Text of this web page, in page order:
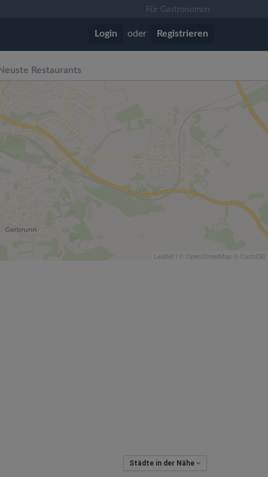
Für Gastronomen
Login oder Registrieren
Neuste Restaurants
Leaflet | © OpenStreetMap © CartoDB
Städte in der Nähe